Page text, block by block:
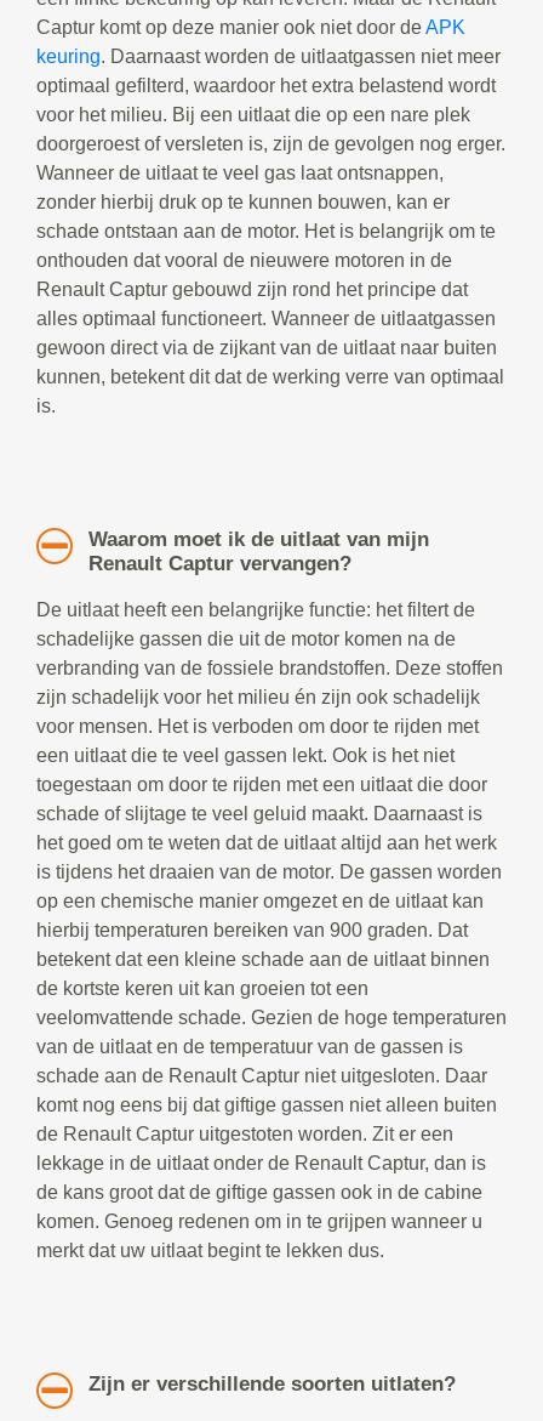
Captur komt op deze manier ook niet door deAPK
keuring. Daarnaast worden de uitlaatgassen niet meer
optimaal gefilterd, waardoor het extra belastend wordt
voor het milieu. Bij een uitlaat die op een nare plek
doorgeroest of versleten is, zijn de gevolgen nog erger.
Wanneer de uitlaat te veel gas laat ontsnappen,
zonder hierbij druk op te kunnen bouwen, kan er
schade ontstaan aan de motor. Het is belangrijk om te
onthouden dat vooral de nieuwere motoren in de
Renault Captur gebouwd zijn rond het principe dat
alles optimaal functioneert. Wanneer de uitlaatgassen
gewoon direct via de zijkant van de uitlaat naar buiten
kunnen, betekent dit dat de werking verre van optimaal
is.
Waarom moet ik de uitlaat van mijn
Renault Captur vervangen?
De uitlaat heeft een belangrijke functie: het filtert de
schadelijke gassen die uit de motor komen na de
verbranding van de fossiele brandstoffen. Deze stoffen
zijn schadelijk voor het milieu én zijn ook schadelijk
voor mensen. Het is verboden om door te rijden met
een uitlaat die te veel gassen lekt. Ook is het niet
toegestaan om door te rijden met een uitlaat die door
schade of slijtage te veel geluid maakt. Daarnaast is
het goed om te weten dat de uitlaat altijd aan het werk
is tijdens het draaien van de motor. De gassen worden
op een chemische manier omgezet en de uitlaat kan
hierbij temperaturen bereiken van 900 graden. Dat
betekent dat een kleine schade aan de uitlaat binnen
de kortste keren uit kan groeien tot een
veelomvattende schade. Gezien de hoge temperaturen
van de uitlaat en de temperatuur van de gassen is
schade aan de Renault Captur niet uitgesloten. Daar
komt nog eens bij dat giftige gassen niet alleen buiten
de Renault Captur uitgestoten worden. Zit er een
lekkage in de uitlaat onder de Renault Captur, dan is
de kans groot dat de giftige gassen ook in de cabine
komen. Genoeg redenen om in te grijpen wanneer u
merkt dat uw uitlaat begint te lekken dus.
Zijn er verschillende soorten uitlaten?